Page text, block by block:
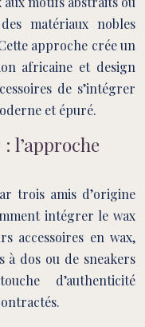
matériaux nobles
approche crée un
africaine et design
de s’intégrer
et épuré.
l’approche
trois amis d’origine
intégrer le wax
accessoires en wax,
à dos ou de sneakers
d’authenticité